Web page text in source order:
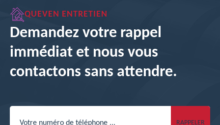
QUEVEN ENTRETIEN
Demandez votre rappel
immédiat et nous vous
contactons sans attendre.